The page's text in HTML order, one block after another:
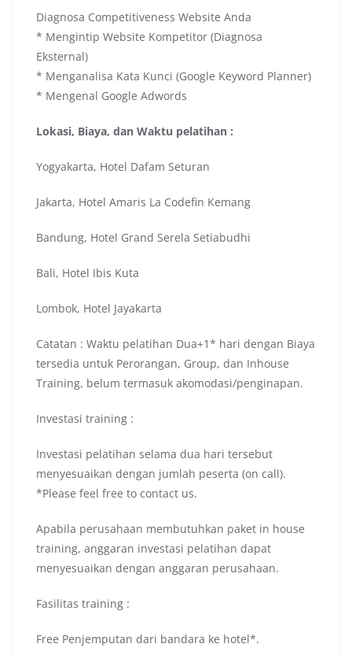
Diagnosa Competitiveness Website Anda
* Mengintip Website Kompetitor (Diagnosa
Eksternal)
* Menganalisa Kata Kunci (Google Keyword Planner)
* Mengenal Google Adwords
Lokasi, Biaya, dan Waktu pelatihan :
Yogyakarta, Hotel Dafam Seturan
Jakarta, Hotel Amaris La Codefin Kemang
Bandung, Hotel Grand Serela Setiabudhi
Bali, Hotel Ibis Kuta
Lombok, Hotel Jayakarta
Catatan : Waktu pelatihan Dua+1* hari dengan Biaya
tersedia untuk Perorangan, Group, dan Inhouse
Training, belum termasuk akomodasi/penginapan.
Investasi training :
Investasi pelatihan selama dua hari tersebut
menyesuaikan dengan jumlah peserta (on call).
*Please feel free to contact us.
Apabila perusahaan membutuhkan paket in house
training, anggaran investasi pelatihan dapat
menyesuaikan dengan anggaran perusahaan.
Fasilitas training :
Free Penjemputan dari bandara ke hotel*.